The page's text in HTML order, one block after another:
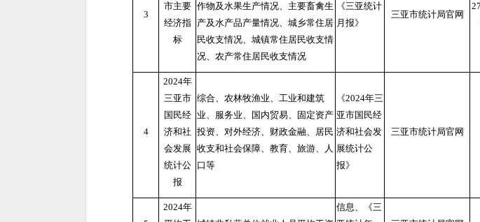
3
市主要
经济指
标
作物及水果生产情况、主要畜禽生
产及水产品产量情况、城乡常住居
民收支情况、城镇常住居民收支情
况、农产常住居民收支情况
《三亚统计
月报》
三亚市统计局官网
4
2024年
三亚市
国民经
济和社
会发展
统计公
报
综合、农林牧渔业、工业和建筑
业、服务业、国内贸易、固定资产
投资、对外经济、财政金融、居民
收支和社会保障、教育、旅游、人
口等
《2024年三
亚市国民经
济和社会发
展统计公
报》
三亚市统计局官网
2024年
信息、《三